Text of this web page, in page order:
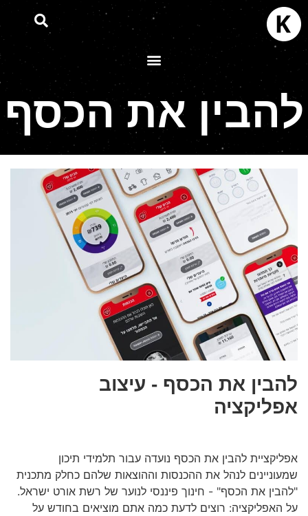
להבין את הכסף
להבין את הכסף - עיצוב
אפליקציה
אפליקציית להבין את הכסף נועדה עבור תלמידי תיכון
שמעוניינים לנהל את ההכנסות וההוצאות שלהם כחלק מתכנית
"להבין את הכסף" - חינוך פיננסי לנוער של רשת אורט ישראל.
על האפליקציה: רוצים לדעת כמה אתם מוציאים בחודש על